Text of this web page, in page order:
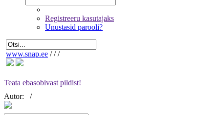
Registreeru kasutajaks
Unustasid parooli?
www.snap.ee / / /
Teata ebasobivast pildist!
Autor:
/